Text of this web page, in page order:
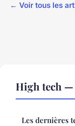
← Voir tous les
High tech —
Les dernières